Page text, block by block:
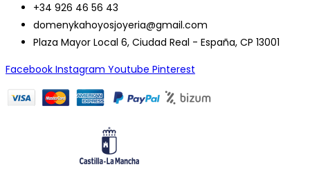
+34 926 46 56 43
domenykahoyosjoyeria@gmail.com
Plaza Mayor Local 6, Ciudad Real - España, CP 13001
Facebook Instagram Youtube Pinterest